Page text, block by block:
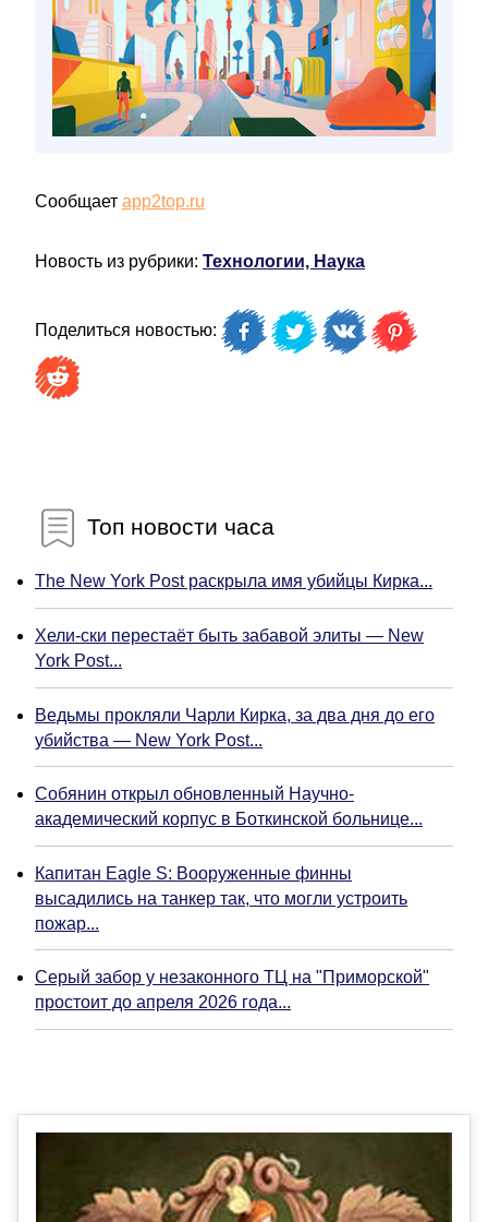
Сообщает app2top.ru
Новость из рубрики: Технологии, Наука
Поделиться новостью:
Топ новости часа
The New York Post раскрыла имя убийцы Кирка...
Хели-ски перестаёт быть забавой элиты — New
York Post...
Ведьмы прокляли Чарли Кирка, за два дня до его
убийства — New York Post...
Собянин открыл обновленный Научно-
академический корпус в Боткинской больнице...
Капитан Eagle S: Вооруженные финны
высадились на танкер так, что могли устроить
пожар...
Серый забор у незаконного ТЦ на "Приморской"
простоит до апреля 2026 года...